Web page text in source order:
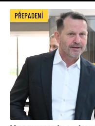
PŘEPADENÍ